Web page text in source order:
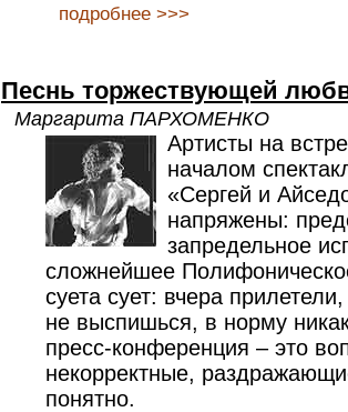
подробнее >>>
Песнь торжествующей
Маргарита ПАРХОМЕНКО
Артисты на
началом
«Сергей и
напряжены:
запредельное
сложнейшее
суета сует: вчера
не выспишься, в норму
пресс-конференция – это
некорректные,
понятно.